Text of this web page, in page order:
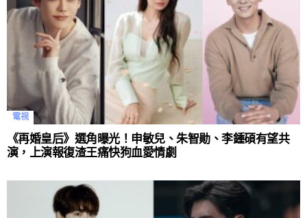
電視
《再婚皇后》選角曝光！申敏兒、朱智勛、李鍾碩有望共
演，上演報復渣王痛快狗血愛情劇